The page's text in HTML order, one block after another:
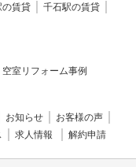
の賃貸
千石駅の賃貸
空室リフォーム事例
お知らせ
お客様の声
求人情報 解約申請